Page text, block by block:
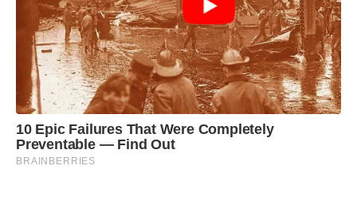
10 Epic Failures That Were Completely
Preventable — Find Out
BRAINBERRIES